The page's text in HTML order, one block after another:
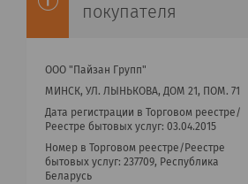
покупателя
ООО "Пайзан Групп"
МИНСК, УЛ. ЛЫНЬКОВА, ДОМ 21, ПОМ. 71
Дата регистрации в Торговом реестре/
Реестре бытовых услуг: 03.04.2015
Номер в Торговом реестре/Реестре
бытовых услуг: 237709, Республика
Беларусь